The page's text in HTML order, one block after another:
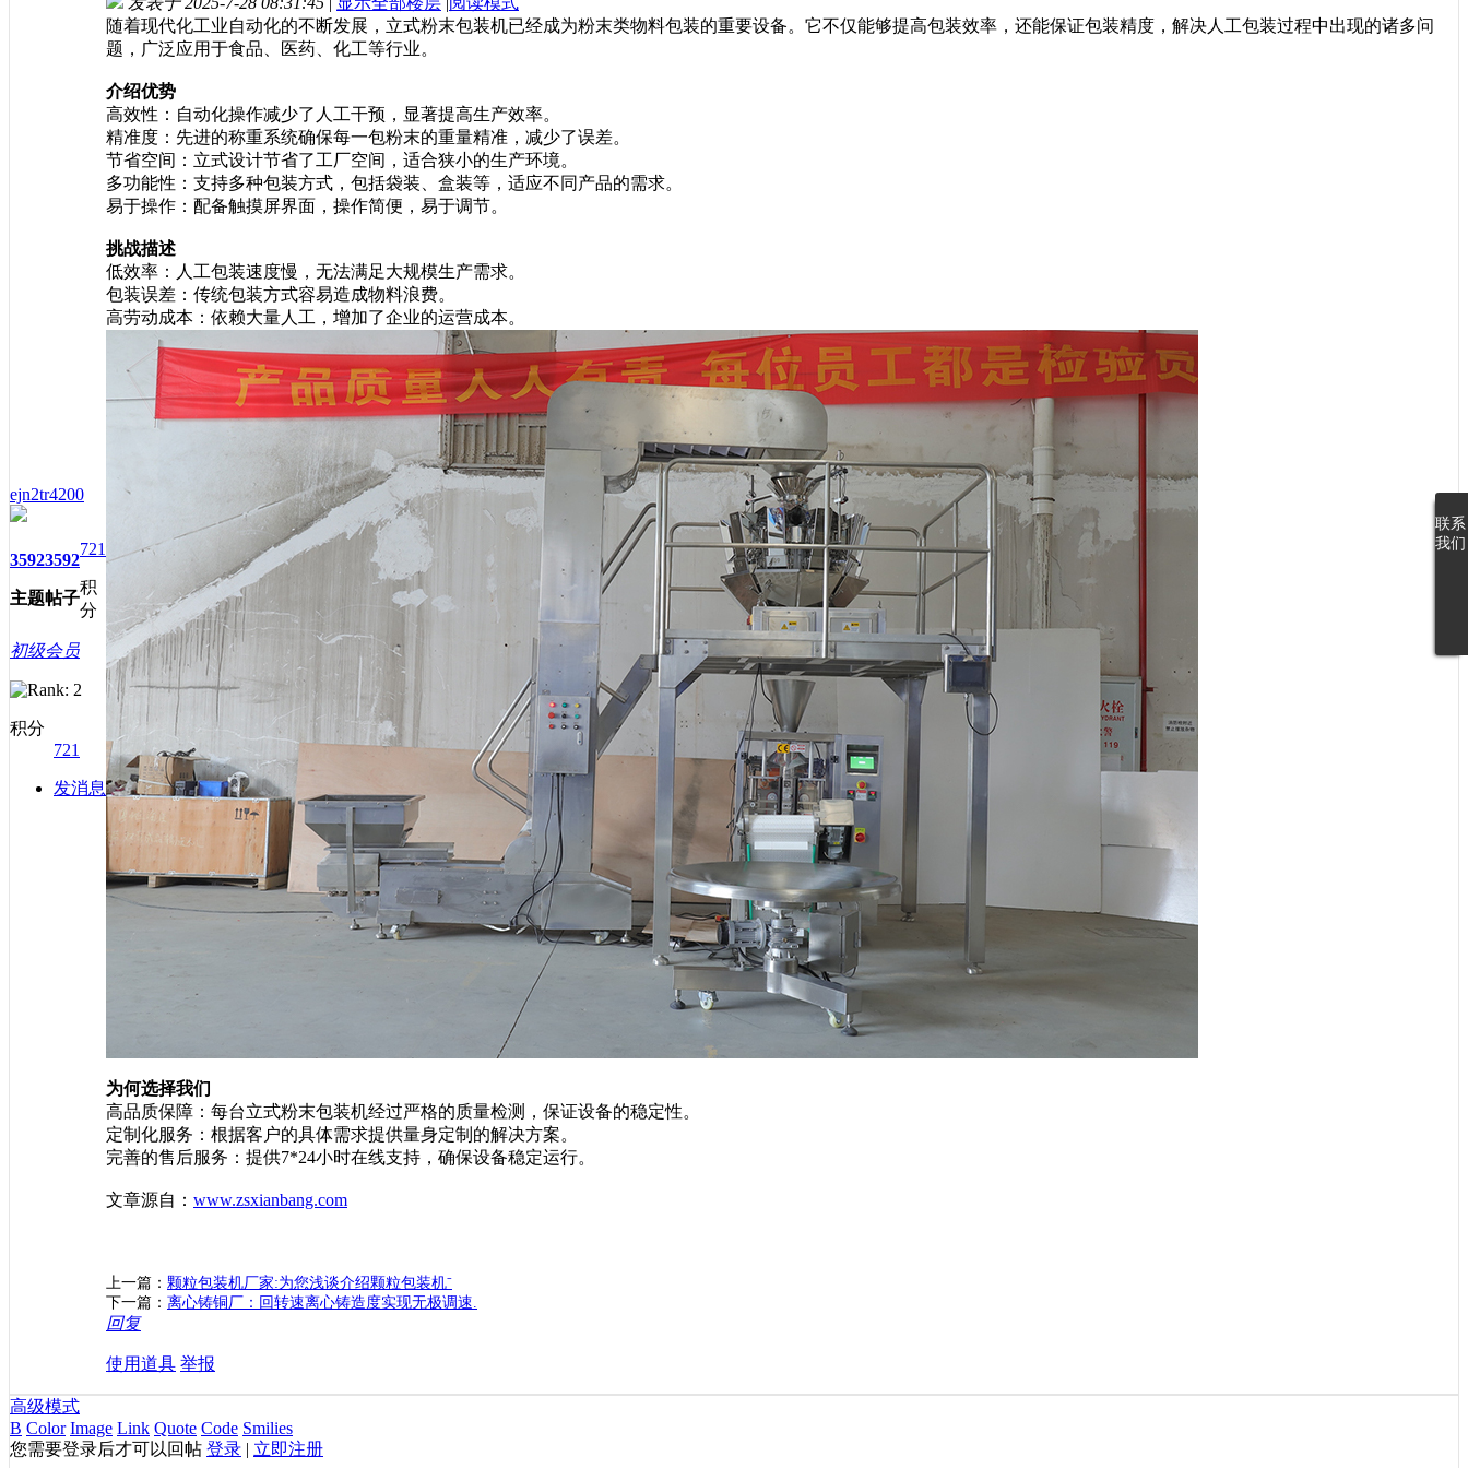
联系
我们
ejn2tr4200
3592
主题
3592
帖子
721
积
分
初级会员
积分
721
发消息
随着现代化工业自动化的不断发展，立式粉末包装机已经成为粉末类物料包装的重要设备。它不仅能够提高包装效率，还能保证包装精度，解决人工包装过程中出现的诸多问
题，广泛应用于食品、医药、化工等行业。
介绍优势
高效性：自动化操作减少了人工干预，显著提高生产效率。
精准度：先进的称重系统确保每一包粉末的重量精准，减少了误差。
节省空间：立式设计节省了工厂空间，适合狭小的生产环境。
多功能性：支持多种包装方式，包括袋装、盒装等，适应不同产品的需求。
易于操作：配备触摸屏界面，操作简便，易于调节。
挑战描述
低效率：人工包装速度慢，无法满足大规模生产需求。
包装误差：传统包装方式容易造成物料浪费。
高劳动成本：依赖大量人工，增加了企业的运营成本。
为何选择我们
高品质保障：每台立式粉末包装机经过严格的质量检测，保证设备的稳定性。
定制化服务：根据客户的具体需求提供量身定制的解决方案。
完善的售后服务：提供7*24小时在线支持，确保设备稳定运行。
文章源自： www.zsxianbang.com
上一篇： 颗粒包装机厂家:为您浅谈介绍颗粒包装机⁻
下一篇： 离心铸铜厂：回转速离心铸造度实现无极调速.
回复
使用道具 举报
高级模式
B Color Image Link Quote Code Smilies
您需要登录后才可以回帖 登录 | 立即注册